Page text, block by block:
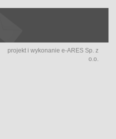
projekt i wykonanie e-ARES Sp. z
o.o.